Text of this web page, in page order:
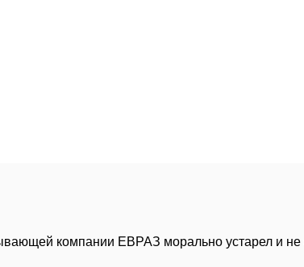
компании ЕВРАЗ морально устарел и не